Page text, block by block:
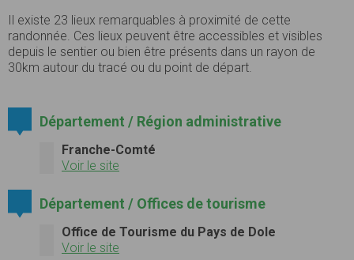
Il existe 23 lieux remarquables à proximité de cette
randonnée. Ces lieux peuvent être accessibles et visibles
depuis le sentier ou bien être présents dans un rayon de
30km autour du tracé ou du point de départ.
Département / Région administrative
Franche-Comté
Voir le site
Département / Offices de tourisme
Office de Tourisme du Pays de Dole
Voir le site